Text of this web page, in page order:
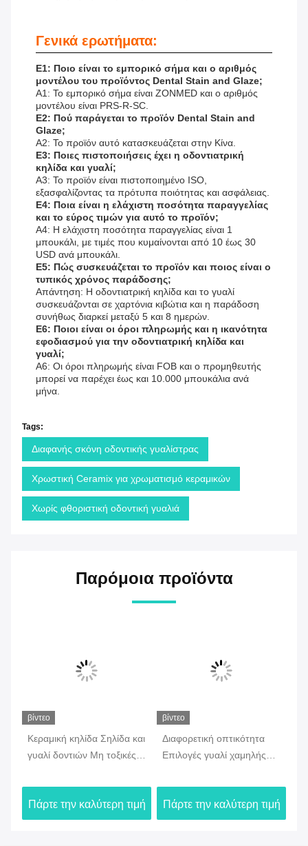
Γενικά ερωτήματα:
Ε1: Ποιο είναι το εμπορικό σήμα και ο αριθμός
μοντέλου του προϊόντος Dental Stain and Glaze;
Α1: Το εμπορικό σήμα είναι ZONMED και ο αριθμός
μοντέλου είναι PRS-R-SC.
Ε2: Πού παράγεται το προϊόν Dental Stain and
Glaze;
Α2: Το προϊόν αυτό κατασκευάζεται στην Κίνα.
Ε3: Ποιες πιστοποιήσεις έχει η οδοντιατρική
κηλίδα και γυαλί;
Α3: Το προϊόν είναι πιστοποιημένο ISO,
εξασφαλίζοντας τα πρότυπα ποιότητας και ασφάλειας.
Ε4: Ποια είναι η ελάχιστη ποσότητα παραγγελίας
και το εύρος τιμών για αυτό το προϊόν;
Α4: Η ελάχιστη ποσότητα παραγγελίας είναι 1
μπουκάλι, με τιμές που κυμαίνονται από 10 έως 30
USD ανά μπουκάλι.
Ε5: Πώς συσκευάζεται το προϊόν και ποιος είναι ο
τυπικός χρόνος παράδοσης;
Απάντηση: Η οδοντιατρική κηλίδα και το γυαλί
συσκευάζονται σε χαρτόνια κιβώτια και η παράδοση
συνήθως διαρκεί μεταξύ 5 και 8 ημερών.
Ε6: Ποιοι είναι οι όροι πληρωμής και η ικανότητα
εφοδιασμού για την οδοντιατρική κηλίδα και
γυαλί;
Α6: Οι όροι πληρωμής είναι FOB και ο προμηθευτής
μπορεί να παρέχει έως και 10.000 μπουκάλια ανά
μήνα.
Tags:
Διαφανής σκόνη οδοντικής γυαλίστρας
Χρωστική Ceramix για χρωματισμό κεραμικών
Χωρίς φθοριστική οδοντική γυαλιά
Παρόμοια προϊόντα
βίντεο
Κεραμική κηλίδα Σηλίδα και
γυαλί δοντιών Μη τοξικές
οπτικότητας σχεδιασμένες
για ακριβή χρωματισμό
οδοντικών προσθετικών
Πάρτε την καλύτερη τιμή
βίντεο
Διαφορετική οπτικότητα
Επιλογές γυαλί χαμηλής
φθοριστικό συμβατό με
διάφορα οδοντιατρικά
κεραμικά που
Πάρτε την καλύτερη τιμή